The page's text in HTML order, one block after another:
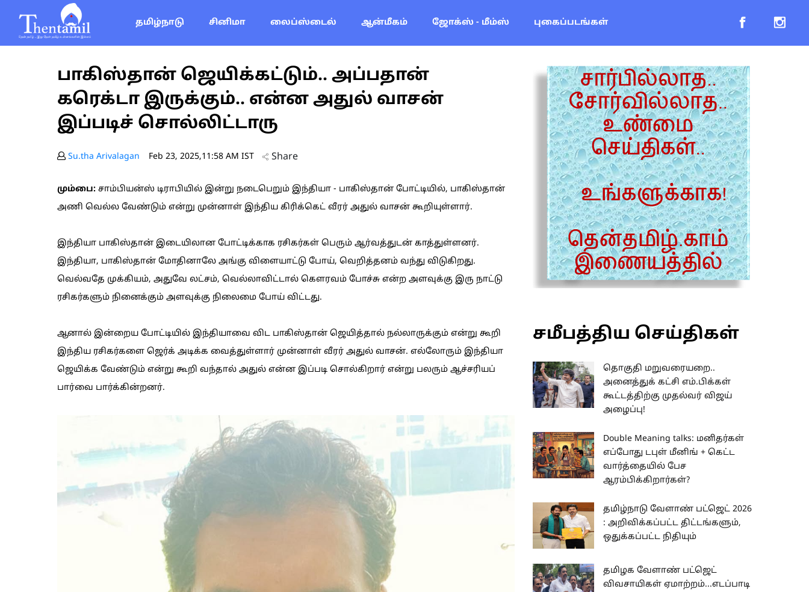
தமிழ்நாடு சினிமா லைப்ஸ்டைல் ஆன்மீகம் ஜோக்ஸ் - மீம்ஸ் புகைப்படங்கள்
பாகிஸ்தான் ஜெயிக்கட்டும்.. அப்பதான்
கரெக்டா இருக்கும்.. என்ன அதுல் வாசன்
இப்படிச் சொல்லிட்டாரு
Su.tha Arivalagan Feb 23, 2025,11:58 AM IST Share
மும்பை: சாம்பியன்ஸ் டிராபியில் இன்று நடைபெறும் இந்தியா - பாகிஸ்தான் போட்டியில், பாகிஸ்தான்
அணி வெல்ல வேண்டும் என்று முன்னாள் இந்திய கிரிக்கெட் வீரர் அதுல் வாசன் கூறியுள்ளார்.
இந்தியா பாகிஸ்தான் இடையிலான போட்டிக்காக ரசிகர்கள் பெரும் ஆர்வத்துடன் காத்துள்ளனர்.
இந்தியா, பாகிஸ்தான் மோதினாலே அங்கு விளையாட்டு போய், வெறித்தனம் வந்து விடுகிறது.
வெல்வதே முக்கியம், அதுவே லட்சம், வெல்லாவிட்டால் கெளரவம் போச்சு என்ற அளவுக்கு இரு நாட்டு
ரசிகர்களும் நினைக்கும் அளவுக்கு நிலைமை போய் விட்டது.
ஆனால் இன்றைய போட்டியில் இந்தியாவை விட பாகிஸ்தான் ஜெயித்தால் நல்லாருக்கும் என்று கூறி
இந்திய ரசிகர்களை ஜெர்க் அடிக்க வைத்துள்ளார் முன்னாள் வீரர் அதுல் வாசன். எல்லோரும் இந்தியா
ஜெயிக்க வேண்டும் என்று கூறி வந்தால் அதுல் என்ன இப்படி சொல்கிறார் என்று பலரும் ஆச்சரியப்
பார்வை பார்க்கின்றனர்.
சமீபத்திய செய்திகள்
தொகுதி மறுவரையறை..
அனைத்துக் கட்சி எம்.பிக்கள்
கூட்டத்திற்கு முதல்வர் விஜய்
அழைப்பு!
Double Meaning talks: மனிதர்கள்
எப்போது டபுள் மீனிங் + கெட்ட
வார்த்தையில் பேச
ஆரம்பிக்கிறார்கள்?
தமிழ்நாடு வேளாண் பட்ஜெட் 2026
: அறிவிக்கப்பட்ட திட்டங்களும்,
ஒதுக்கப்பட்ட நிதியும்
தமிழக வேளாண் பட்ஜெட்
விவசாயிகள் ஏமாற்றம்...எடப்பாடி